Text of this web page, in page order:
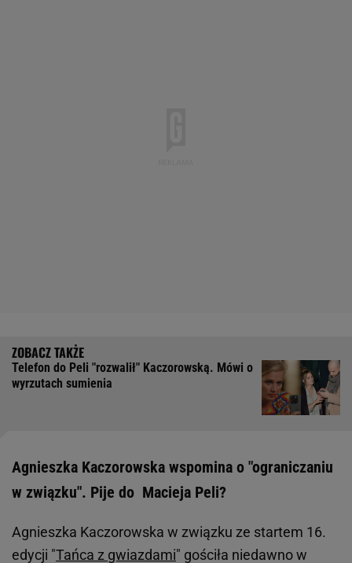
Telefon do Peli "rozwalił" Kaczorowską. Mówi o
wyrzutach sumienia
Agnieszka Kaczorowska wspomina o "ograniczaniu
w związku". Pije do Macieja Peli?
Agnieszka Kaczorowska w związku ze startem 16.
edycji "Tańca z gwiazdami" gościła niedawno w